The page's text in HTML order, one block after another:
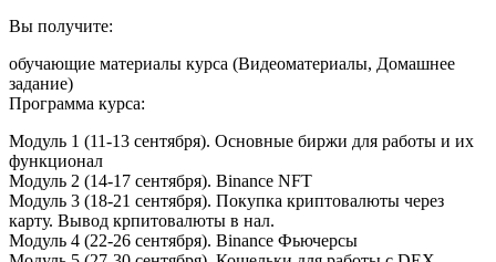
Вы получите:
обучающие материалы курса (Видеоматериалы, Домашнее
задание)
Программа курса:
Модуль 1 (11-13 сентября). Основные биржи для работы и их
функционал
Модуль 2 (14-17 сентября). Binance NFT
Модуль 3 (18-21 сентября). Покупка криптовалюты через
карту. Вывод крпитовалюты в нал.
Модуль 4 (22-26 сентября). Binance Фьючерсы